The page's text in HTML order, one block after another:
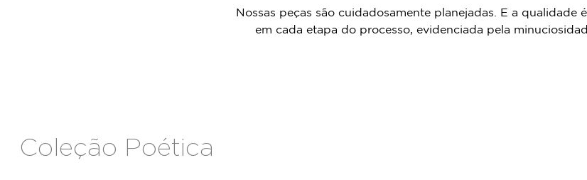
Nossas peças são cuidadosamente planejadas. E a qualidade
em cada etapa do processo, evidenciada pela
Coleção Poética